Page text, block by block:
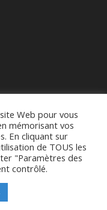
de Bueil
Roussel
Web pour vous
mémorisant vos
En cliquant sur
de TOUS les
"Paramètres des
contrôlé.